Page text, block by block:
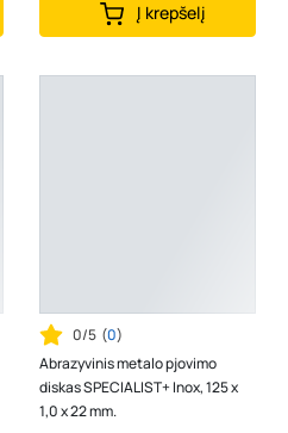
Į krepšelį
0/5 (0)
Abrazyvinis metalo pjovimo
diskas SPECIALIST+ Inox, 125 x
1,0 x 22 mm.